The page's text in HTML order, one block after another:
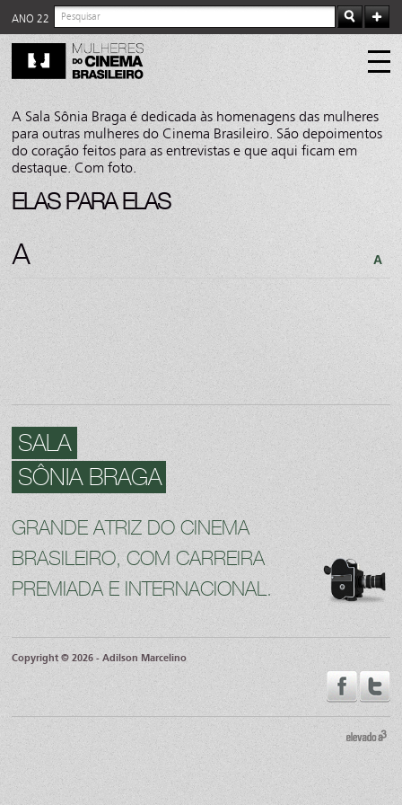
ANO 22
A Sala Sônia Braga é dedicada às homenagens das mulheres
para outras mulheres do Cinema Brasileiro. São depoimentos
do coração feitos para as entrevistas e que aqui ficam em
destaque. Com foto.
ELAS PARA ELAS
A A
SALA
SÔNIA BRAGA
GRANDE ATRIZ DO CINEMA
BRASILEIRO, COM CARREIRA
PREMIADA E INTERNACIONAL.
Copyright © 2026 - Adilson Marcelino